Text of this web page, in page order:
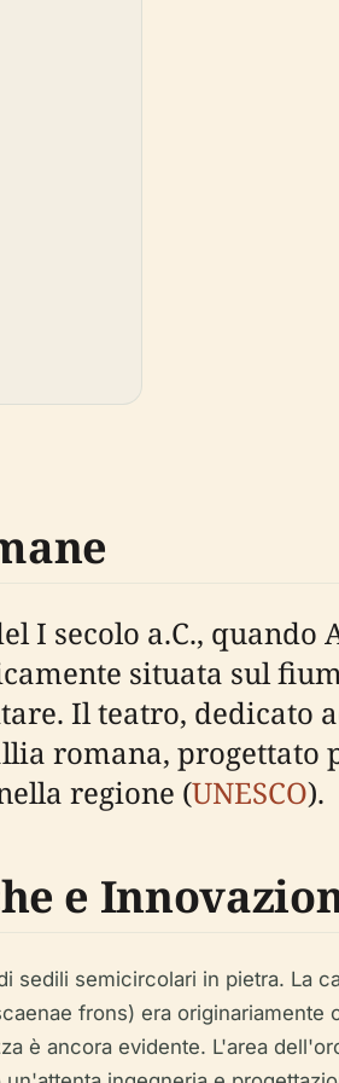
I secolo a.C., quando
situata sul
Il teatro, dedicato
romana, progettato
regione (UNESCO).
e
semicircolari in pietra. La
frons) era
è ancora evidente. L'area